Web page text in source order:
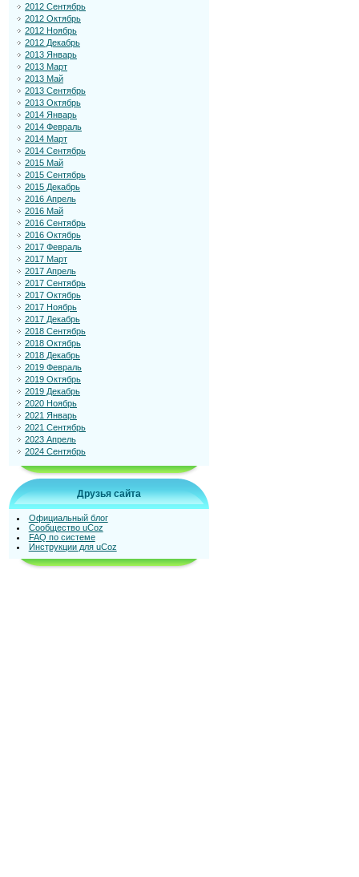
2012 Сентябрь
2012 Октябрь
2012 Ноябрь
2012 Декабрь
2013 Январь
2013 Март
2013 Май
2013 Сентябрь
2013 Октябрь
2014 Январь
2014 Февраль
2014 Март
2014 Сентябрь
2015 Май
2015 Сентябрь
2015 Декабрь
2016 Апрель
2016 Май
2016 Сентябрь
2016 Октябрь
2017 Февраль
2017 Март
2017 Апрель
2017 Сентябрь
2017 Октябрь
2017 Ноябрь
2017 Декабрь
2018 Сентябрь
2018 Октябрь
2018 Декабрь
2019 Февраль
2019 Октябрь
2019 Декабрь
2020 Ноябрь
2021 Январь
2021 Сентябрь
2023 Апрель
2024 Сентябрь
Друзья сайта
Официальный блог
Сообщество uCoz
FAQ по системе
Инструкции для uCoz